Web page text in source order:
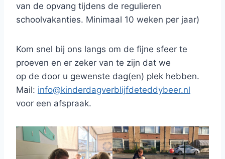
van de opvang tijdens de regulieren
schoolvakanties. Minimaal 10 weken per jaar)
Kom snel bij ons langs om de fijne sfeer te
proeven en er zeker van te zijn dat we
op de door u gewenste dag(en) plek hebben.
Mail: info@kinderdagverblijfdeteddybeer.nl
voor een afspraak.